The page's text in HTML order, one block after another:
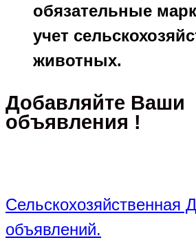
обязательные
учет
животных.
Добавляйте Ваши
объявления !
Сельскохозяйственная
объявлений.